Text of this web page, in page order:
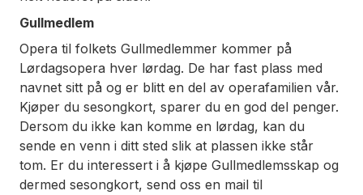
Gullmedlem
Opera til folkets Gullmedlemmer kommer på
Lørdagsopera hver lørdag. De har fast plass med
navnet sitt på og er blitt en del av operafamilien vår.
Kjøper du sesongkort, sparer du en god del penger.
Dersom du ikke kan komme en lørdag, kan du
sende en venn i ditt sted slik at plassen ikke står
tom. Er du interessert i å kjøpe Gullmedlemsskap og
dermed sesongkort, send oss en mail til